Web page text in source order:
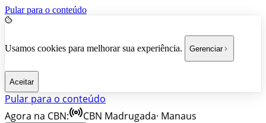
Pular para o conteúdo
Usamos cookies para melhorar sua experiência. Gerenciar
Aceitar
Pular para o conteúdo
Agora na CBN:
CBN Madrugada· Manaus